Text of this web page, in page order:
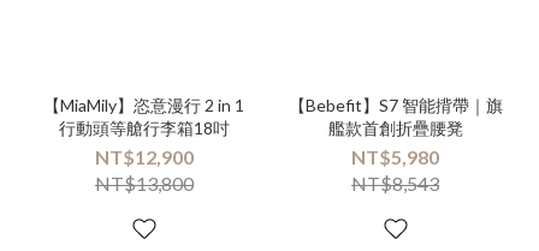
【MiaMily】恣意漫行 2 in 1
行動頭等艙行李箱18吋
NT$12,900
NT$13,800
【Bebefit】S7 智能揹帶｜旗
艦款首創折疊腰凳
NT$5,980
NT$8,543